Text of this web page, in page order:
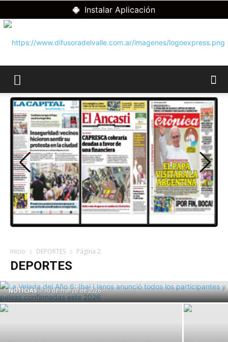
Instalar Aplicación
DIFUSORA
DEL
VALLE
Inicio DEPORTES Página 2
DEPORTES
La Velada del Año 6: Ibai Llanos anunció
todos los participantes y peleas
NOTICIAS - 10 de marzo de 2026